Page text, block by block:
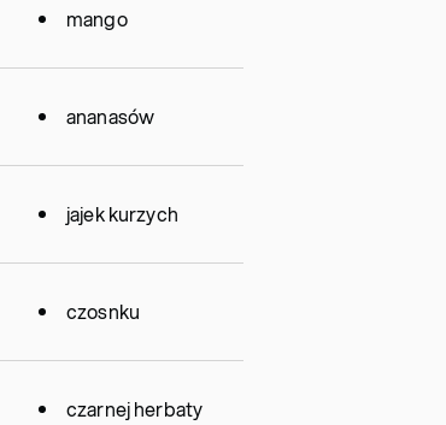
mango
ananasów
jajek kurzych
czosnku
czarnej herbaty